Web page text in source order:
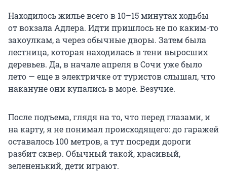
Находилось жилье всего в 10–15 минутах ходьбы
от вокзала Адлера. Идти пришлось не по каким-то
закоулкам, а через обычные дворы. Затем была
лестница, которая находилась в тени выросших
деревьев. Да, в начале апреля в Сочи уже было
лето — еще в электричке от туристов слышал, что
накануне они купались в море. Везучие.
После подъема, глядя на то, что перед глазами, и
на карту, я не понимал происходящего: до гаражей
оставалось 100 метров, а тут посреди дороги
разбит сквер. Обычный такой, красивый,
зелененький, дети играют.